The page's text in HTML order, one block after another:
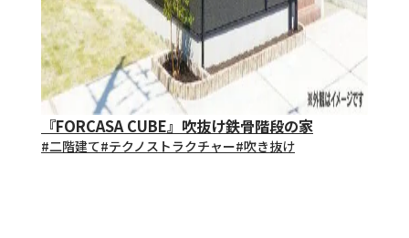
『FORCASA CUBE』吹抜け鉄骨階段の家
#⼆階建て#テクノストラクチャー#吹き抜け